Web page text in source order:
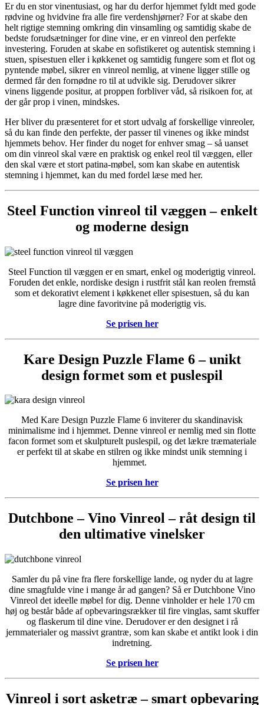
Er du en stor vinentusiast, og har du derfor hjemmet fyldt med gode
rødvine og hvidvine fra alle fire verdenshjørner? For at skabe den
helt rigtige stemning omkring din vinsamling og samtidig skabe de
bedste forudsætninger for dine vine, er en vinreol den perfekte
investering. Foruden at skabe en sofistikeret og autentisk stemning i
stuen, spisestuen eller i køkkenet og samtidig fungere som et flot og
pyntende møbel, sikrer en vinreol nemlig, at vinene ligger stille og
dermed får den fornødne ro til at udvikle sig. Derudover sikrer
vinens liggende positur, at proppen forbliver våd, så risikoen for, at
der går prop i vinen, mindskes.
Her bliver du præsenteret for et stort udvalg af forskellige vinreoler,
så du kan finde den perfekte, der passer til vinenes og ikke mindst
hjemmets behov. Her finder du noget for enhver smag – så uanset
om din vinreol skal være en praktisk og enkel reol til væggen, eller
den skal være et stort patina-møbel, som kan skabe en autentisk
stemning i hjemmet, kan du med fordel læse med her.
Steel Function vinreol til væggen – enkelt
og moderne design
Steel Function til væggen er en smart, enkel og moderigtig vinreol.
Foruden det enkle, nordiske design i rustfrit stål kan reolen fremstå
som et dekorativt element i køkkenet eller spisestuen, så du kan
lagre dine favoritvine på moderigtig vis.
Se prisen her
Kare Design Puzzle Flame 6 – unikt
design formet som et puslespil
Med Kare Design Puzzle Flame 6 inviterer du skandinavisk
minimalisme ind i hjemmet. Denne vinreol er nemlig med sin flotte
facon formet som et skulpturelt puslespil, og det lækre træmateriale
er perfekt til at skabe en stilren og ikke mindst unik stemning i
hjemmet.
Se prisen her
Dutchbone – Vino Vinreol – råt design til
den ultimative vinelsker
Samler du på vine fra flere forskellige lande, og nyder du at lagre
dine smagfulde vine i mange år ad gangen? Så er Dutchbone Vino
Vinreol det ideelle møbel for dig. Denne vinholder er hele 170 cm
høj og består både af opbevaringsrækker til fire vinglas, samt skuffer
og flaskerum til dine vine. Derudover er den designet i rå
jernmaterialer og massivt grantræ, som kan skabe et antikt look i din
indretning.
Se prisen her
Vinreol i sort asketræ – smart opbevaring